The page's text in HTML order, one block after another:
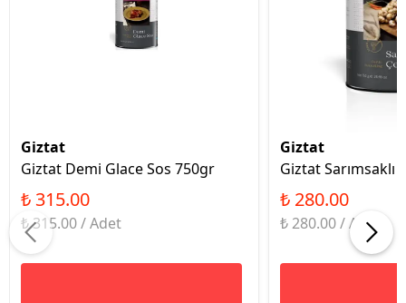
Giztat
Giztat Demi Glace Sos 750gr
₺ 315.00
₺ 315.00 / Adet
Giztat
Giztat Sarımsaklı
₺ 280.00
₺ 280.00 / Adet